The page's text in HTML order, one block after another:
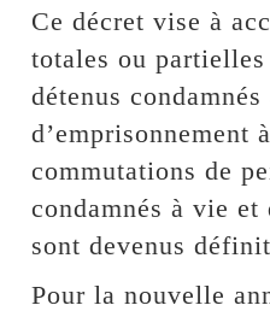
Ce décret vise à
totales ou partielles
détenus
d’emprisonnement
commutations de
condamnés à vie
sont devenus
Pour la nouvelle